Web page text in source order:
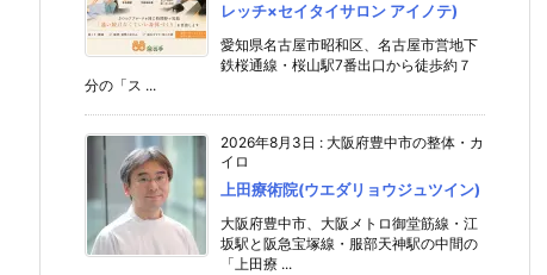
レッチ×セイタイサロン アイノテ)
愛知県名古屋市昭和区、名古屋市営地下
鉄桜通線・桜山駅7番出口から徒歩約７
分の「ス ...
2026年8月3日 : 大阪府豊中市の整体・カ
イロ
上田療術院(ウエダリョウジュツイン)
大阪府豊中市、大阪メトロ御堂筋線・江
坂駅と阪急宝塚線・服部天神駅の中間の
「上田療 ...